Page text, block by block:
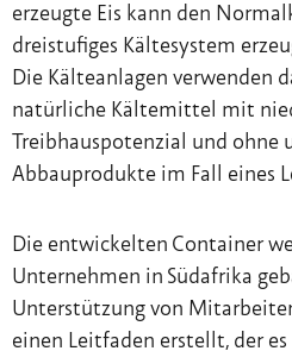
erzeugte Eis kann den
dreistufiges Kältesystem
Die Kälteanlagen verwenden
natürliche Kältemittel mit
Treibhauspotenzial und ohne
Abbauprodukte im Fall eines
Die entwickelten Container
Unternehmen in Südafrika
Unterstützung von
einen Leitfaden erstellt, der